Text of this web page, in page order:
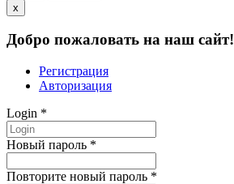
x
Добро пожаловать на наш сайт!
Регистрация
Авторизация
Login *
Новый пароль *
Повторите новый пароль *